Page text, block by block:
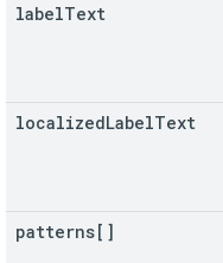
labelText
localizedLabelText
patterns[]